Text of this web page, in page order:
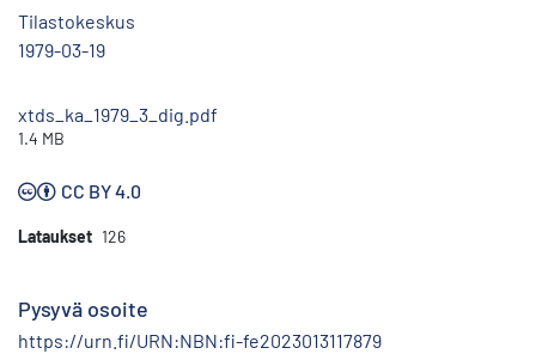
Tilastokeskus
1979-03-19
xtds_ka_1979_3_dig.pdf
1.4 MB
CC BY 4.0
Lataukset 126
Pysyvä osoite
https://urn.fi/URN:NBN:fi-fe2023013117879